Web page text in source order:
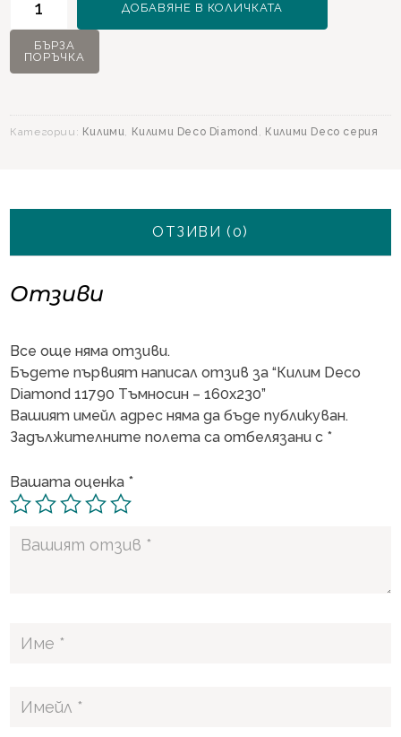
Килим
Deco
Тъмносин
ДОБАВЯНЕ В КОЛИЧКАТА
БЪРЗА
ПОРЪЧКА
Категории: Килими, Килими Deco Diamond, Килими Deco серия
ОТЗИВИ (0)
Отзиви
Все още няма отзиви.
Бъдете първият написал отзив за “Килим Deco
Diamond 11790 Тъмносин – 160х230”
Вашият имейл адрес няма да бъде публикуван.
Задължителните полета са отбелязани с *
Вашата оценка *